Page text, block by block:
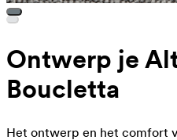
Ontwerp je
Boucletta
Het ontwerp en het comfort